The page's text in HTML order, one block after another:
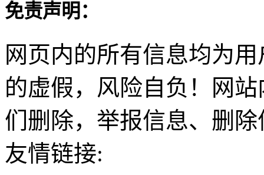
免责声明：
网页内的所有信息均为
的虚假，风险自负！网
们删除，举报信息、删
友情链接: